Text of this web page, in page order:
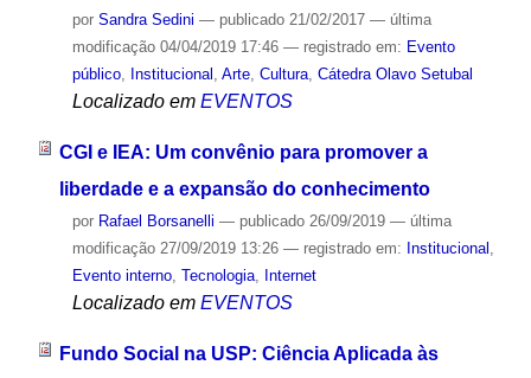
por Sandra Sedini — publicado21/02/2017 — última
modificação04/04/2019 17:46 — registrado em: Evento
público, Institucional , Arte, Cultura, Cátedra Olavo Setubal
Localizado em EVENTOS
CGI e IEA: Um convênio para promover a
liberdade e a expansão do conhecimento
por Rafael Borsanelli — publicado26/09/2019 — última
modificação27/09/2019 13:26 — registrado em: Institucional ,
Evento interno, Tecnologia, Internet
Localizado em EVENTOS
Fundo Social na USP: Ciência Aplicada às